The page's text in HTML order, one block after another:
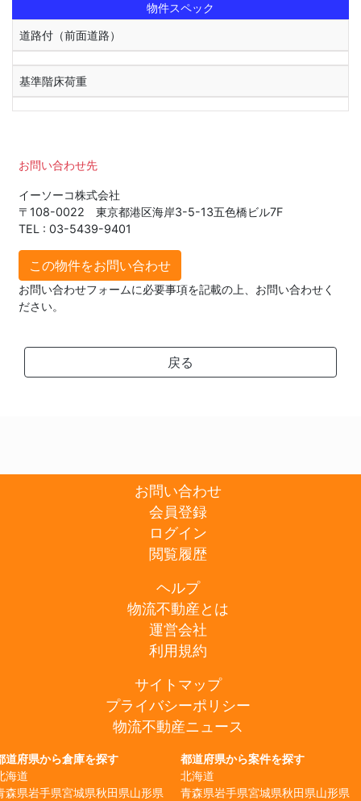
物件スペック
道路付（前面道路）
基準階床荷重
お問い合わせ先
イーソーコ株式会社
〒108-0022 東京都港区海岸3-5-13五色橋ビル7F
TEL : 03-5439-9401
この物件をお問い合わせ
お問い合わせフォームに必要事項を記載の上、お問い合わせく
ださい。
戻る
お問い合わせ
会員登録
ログイン
閲覧履歴
ヘルプ
物流不動産とは
運営会社
利用規約
サイトマップ
プライバシーポリシー
物流不動産ニュース
道府県から倉庫を探す
海道
森県岩手県宮城県秋田県山形県
都道府県から案件を探す
北海道
青森県岩手県宮城県秋田県山形県